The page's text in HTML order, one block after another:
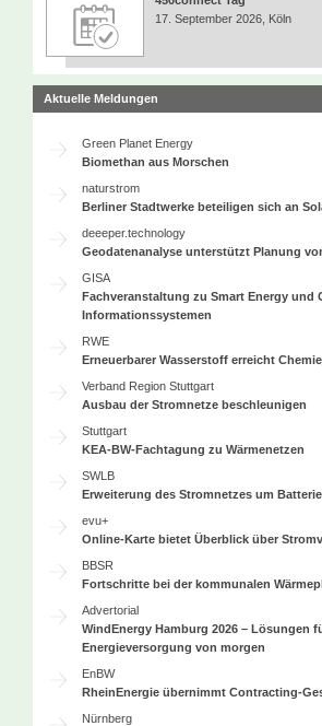
17. September 2026, Köln
Aktuelle Meldungen
Green Planet Energy
Biomethan aus Morschen
naturstrom
Berliner Stadtwerke beteiligen sich an
deeeper.technology
Geodatenanalyse unterstützt Planung
GISA
Fachveranstaltung zu Smart Energy und
Informationssystemen
RWE
Erneuerbarer Wasserstoff erreicht
Verband Region Stuttgart
Ausbau der Stromnetze beschleunigen
Stuttgart
KEA-BW-Fachtagung zu Wärmenetzen
SWLB
Erweiterung des Stromnetzes um
evu+
Online-Karte bietet Überblick über
BBSR
Fortschritte bei der kommunalen
Advertorial
WindEnergy Hamburg 2026 – Lösungen
Energieversorgung von morgen
EnBW
RheinEnergie übernimmt Contracting-
Nürnberg